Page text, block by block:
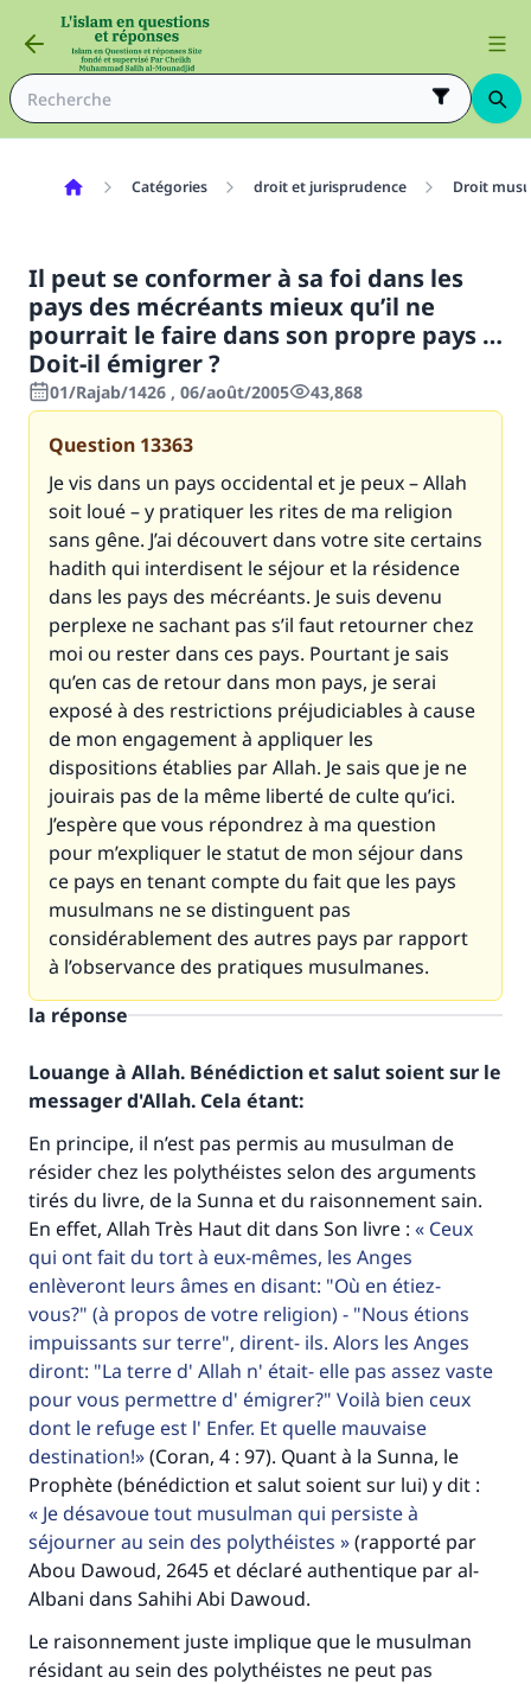
Catégories droit et jurisprudence Droit
Il peut se conformer à sa foi dans les
pays des mécréants mieux qu’il ne
pourrait le faire dans son propre pays …
Doit-il émigrer ?
01/Rajab/1426 , 06/août/2005 43,868
Question 13363
Je vis dans un pays occidental et je peux – Allah
soit loué – y pratiquer les rites de ma religion
sans gêne. J’ai découvert dans votre site certains
hadith qui interdisent le séjour et la résidence
dans les pays des mécréants. Je suis devenu
perplexe ne sachant pas s’il faut retourner chez
moi ou rester dans ces pays. Pourtant je sais
qu’en cas de retour dans mon pays, je serai
exposé à des restrictions préjudiciables à cause
de mon engagement à appliquer les
dispositions établies par Allah. Je sais que je ne
jouirais pas de la même liberté de culte qu’ici.
J’espère que vous répondrez à ma question
pour m’expliquer le statut de mon séjour dans
ce pays en tenant compte du fait que les pays
musulmans ne se distinguent pas
considérablement des autres pays par rapport
à l’observance des pratiques musulmanes.
la réponse
Louange à Allah. Bénédiction et salut soient sur le
messager d'Allah. Cela étant:
En principe, il n’est pas permis au musulman de
résider chez les polythéistes selon des arguments
tirés du livre, de la Sunna et du raisonnement sain.
En effet, Allah Très Haut dit dans Son livre :
Ceux
qui ont fait du tort à eux-mêmes, les Anges
enlèveront leurs âmes en disant: "Où en étiez-
vous?" (à propos de votre religion) - "Nous étions
impuissants sur terre", dirent- ils. Alors les Anges
diront: "La terre d' Allah n' était- elle pas assez vaste
pour vous permettre d' émigrer?" Voilà bien ceux
dont le refuge est l' Enfer. Et quelle mauvaise
destination! (Coran, 4 : 97). Quant à la Sunna, le
Prophète (bénédiction et salut soient sur lui) y dit :
Je désavoue tout musulman qui persiste à
séjourner au sein des polythéistes
(rapporté par
Abou Dawoud, 2645 et déclaré authentique par al-
Albani dans Sahihi Abi Dawoud.
Le raisonnement juste implique que le musulman
résidant au sein des polythéistes ne peut pas